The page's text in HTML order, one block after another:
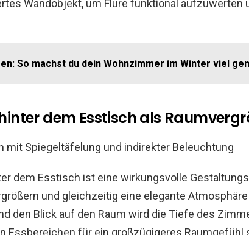
Wandobjekt, um Flure funktional aufzuwerten
So machst du dein Wohnzimmer im Winter viel
dem Esstisch als
dem Esstisch ist eine wirkungsvolle
und gleichzeitig eine elegante
den Blick auf den Raum wird die Tiefe des
Essbereichen für ein großzügigeres Raumgefühl